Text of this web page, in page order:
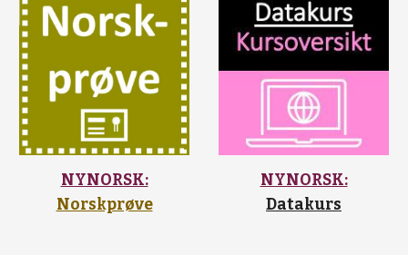
NYNORSK:
Norskprøve
NYNORSK:
Datakurs